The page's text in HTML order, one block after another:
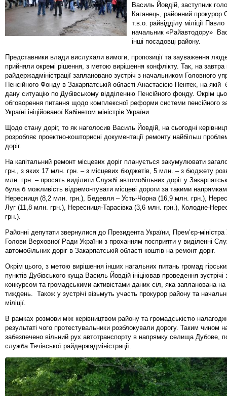
Василь Йовдій, заступник
Каганець, районний прокурор
т.в.о. райвідділу міліції
начальник «Райавтодору»
інші посадовці району.
Представники влади вислухали вимоги, пропозиції та зауваження
прийняли окремі рішення, з метою вирішення конфлікту. Так, на завтра
райдержадміністрації заплановано зустріч з начальником Головного
Пенсійного Фонду в Закарпатській області Анастасією Пентек, на якій
дану ситуацію по Дубівському відділенню Пенсійного фонду. Окрім
обговорення питання щодо комплексної реформи системи пенсійного
Україні ініційованої Кабінетом міністрів України
Щодо стану доріг, то як наголосив Василь Йовдій, на сьогодні
розробляє проектно-кошторисні документації ремонту найбільш
доріг.
На капітальний ремонт місцевих доріг планується закумулювати
грн., з яких 17 млн. грн. – з місцевих бюджетів, 5 млн. – з бюджету
млн. грн. – просять виділити Службі автомобільних доріг у
була б можливість відремонтувати місцеві дороги за такими
Нересниця (8,2 млн. грн.), Бедевля – Усть-Чорна (16,9 млн. грн.),
Луг (11,8 млн. грн.), Нересниця-Тарасівка (3,6 млн. грн.), Колодне-
грн.).
Районні депутати звернулися до Президента України, Прем’єр-міністра
Голови Верховної Ради України з проханням посприяти у виділенні
автомобільних доріг в Закарпатській області коштів на ремонт доріг.
Окрім цього, з метою вирішення інших нагальних питань громад
пунктів Дубівського куща Василь Йовдій ініціював проведення
конкурсом та громадськими активістами даних сіл, яка запланована
тиждень. Також у зустрічі візьмуть участь прокурор району та
міліції.
В рамках розмови між керівництвом району та громадськістю
результаті чого протестувальники розблокували дорогу. Таким чином
забезпечено вільний рух автотранспорту в напрямку селища Дубове,
служба Тячівської райдержадміністрації.